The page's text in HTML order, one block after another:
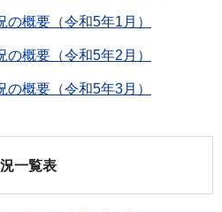
概要（令和5年1月）
概要（令和5年2月）
概要（令和5年3月）
一覧表